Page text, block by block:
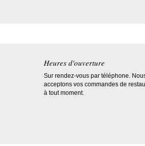
Heures d'ouverture
Sur rendez-vous par téléphone.
acceptons vos commandes de
à tout moment.